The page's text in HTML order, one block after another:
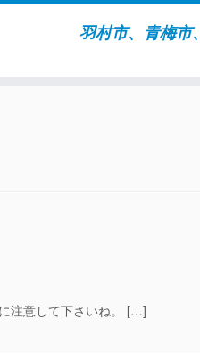
羽村市、青梅市
注意して下さいね。 […]